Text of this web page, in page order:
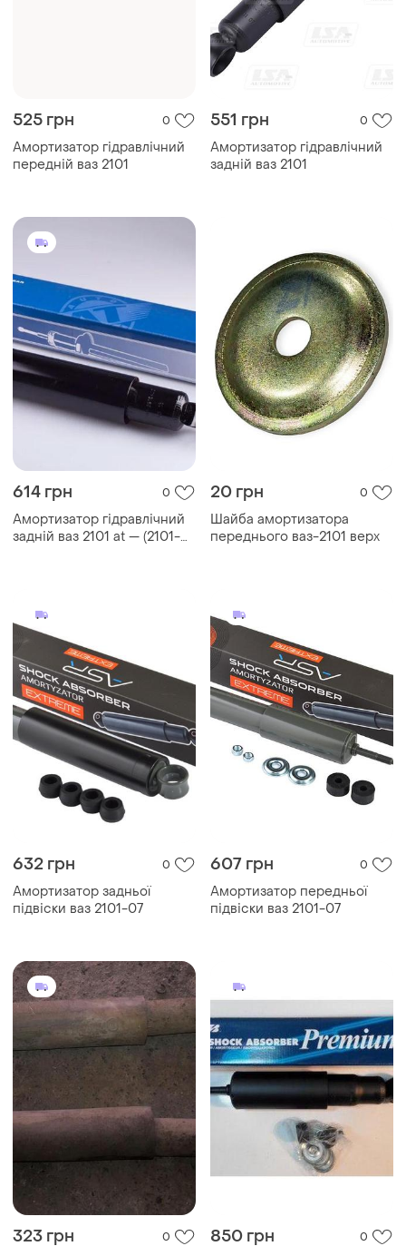
525 грн 0
Амортизатор гідравлічний
передній ваз 2101
551 грн 0
Амортизатор гідравлічний
задній ваз 2101
614 грн 0
Амортизатор гідравлічний
задній ваз 2101 at — (2101-
20 грн 0
Шайба амортизатора
переднього ваз-2101 верх
632 грн 0
Амортизатор задньої
підвіски ваз 2101-07
607 грн 0
Амортизатор передньої
підвіски ваз 2101-07
323 грн 0 850 грн 0